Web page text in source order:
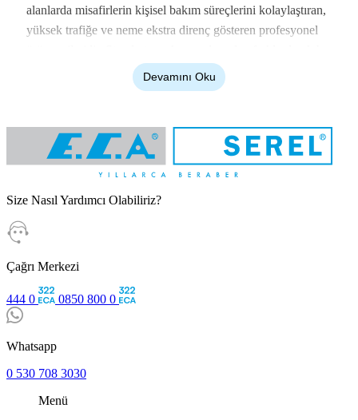
alanlarda misafirlerin kişisel bakım süreçlerini kolaylaştıran,
yüksek trafiğe ve neme ekstra direnç gösteren profesyonel
otel banyolarıiçindeki yoğun ve aralıksız
sirkülasyona tam uyum sağlıyor. E.C.A. SEREL
mekana lüks bir dokunuş katarken kat görevlilerinin günlük
temizlik yükünü büyük ölçüde hafifletiyor. Misafirlerin
konaklama boyunca kendilerini evlerindeki kadar rahat
Otel Banyo Aksesuarlarının Teknik
Profesyonel tesislerin ıslak hacimleri, standart konutlara
kıyasla çok daha zorlu ve agresif kullanım şartları içeriyor.
Bu ortamlara sorunsuz uyum sağlayan ürünlerimizin temel
Devamını Oku
Size Nasıl Yardımcı Olabiliriz?
Çağrı Merkezi
444 0 0850 800 0
Whatsapp
0 530 708 3030
Menü